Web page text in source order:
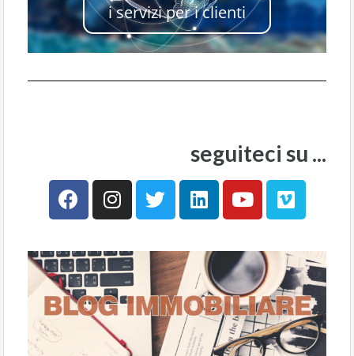
i servizi per i clienti
seguiteci su ...